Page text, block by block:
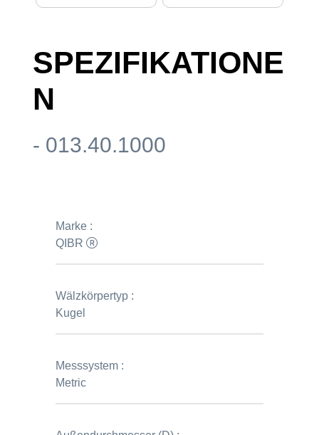
SPEZIFIKATIONE
N
- 013.40.1000
Marke :
QIBR
Wälzkörpertyp :
Kugel
Messsystem :
Metric